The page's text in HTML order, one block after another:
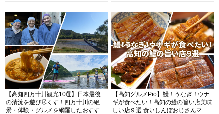
【高知四万十川観光10選】日本最後
の清流を遊び尽くす！四万十川の絶
景・体験・グルメを網羅したおすすめ
【高知グルメPro】鰻！うなぎ！ウナ
ギが食べたい！高知の鰻の旨い店美味
しい店９選 食いしんぼおじさんマッ